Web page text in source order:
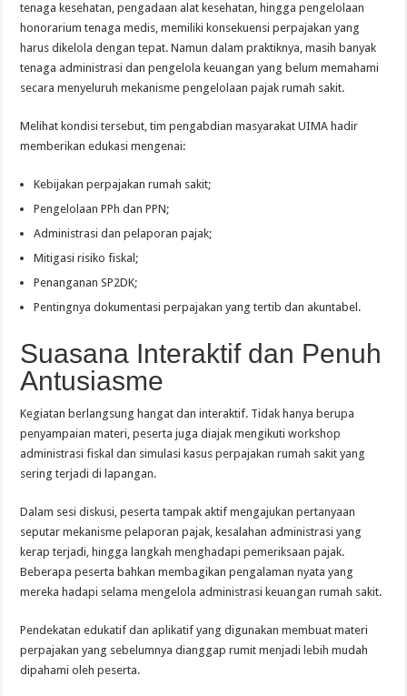
tenaga kesehatan, pengadaan alat kesehatan, hingga pengelolaan
honorarium tenaga medis, memiliki konsekuensi perpajakan yang
harus dikelola dengan tepat. Namun dalam praktiknya, masih banyak
tenaga administrasi dan pengelola keuangan yang belum memahami
secara menyeluruh mekanisme pengelolaan pajak rumah sakit.
Melihat kondisi tersebut, tim pengabdian masyarakat UIMA hadir
memberikan edukasi mengenai:
Kebijakan perpajakan rumah sakit;
Pengelolaan PPh dan PPN;
Administrasi dan pelaporan pajak;
Mitigasi risiko fiskal;
Penanganan SP2DK;
Pentingnya dokumentasi perpajakan yang tertib dan akuntabel.
Suasana Interaktif dan Penuh
Antusiasme
Kegiatan berlangsung hangat dan interaktif. Tidak hanya berupa
penyampaian materi, peserta juga diajak mengikuti workshop
administrasi fiskal dan simulasi kasus perpajakan rumah sakit yang
sering terjadi di lapangan.
Dalam sesi diskusi, peserta tampak aktif mengajukan pertanyaan
seputar mekanisme pelaporan pajak, kesalahan administrasi yang
kerap terjadi, hingga langkah menghadapi pemeriksaan pajak.
Beberapa peserta bahkan membagikan pengalaman nyata yang
mereka hadapi selama mengelola administrasi keuangan rumah sakit.
Pendekatan edukatif dan aplikatif yang digunakan membuat materi
perpajakan yang sebelumnya dianggap rumit menjadi lebih mudah
dipahami oleh peserta.